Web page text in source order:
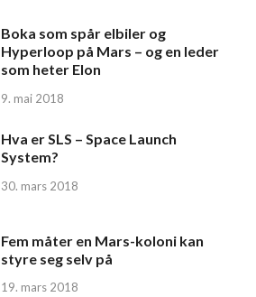
Boka som spår elbiler og
Hyperloop på Mars – og en leder
som heter Elon
9. mai 2018
Hva er SLS – Space Launch
System?
30. mars 2018
Fem måter en Mars-koloni kan
styre seg selv på
19. mars 2018